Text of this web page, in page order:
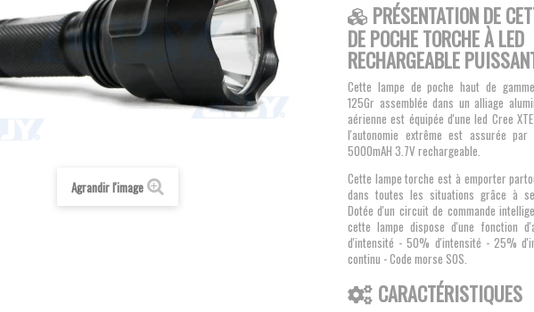
Agrandir l'image
PRÉSENTATION DE
DE POCHE TORCHE À LED
RECHARGEABLE
Cette lampe de poche haut de
125Gr assemblée dans un alliage
aérienne est équipée d'une led Cree
l'autonomie extrême est assurée
5000mAH 3.7V rechargeable.
Cette lampe torche est à emporter
dans toutes les situations grâce à
Dotée d'un circuit de commande
cette lampe dispose d'une fonction
d'intensité - 50% d'intensité - 25%
continu - Code morse SOS.
CARACTÉRISTIQUES